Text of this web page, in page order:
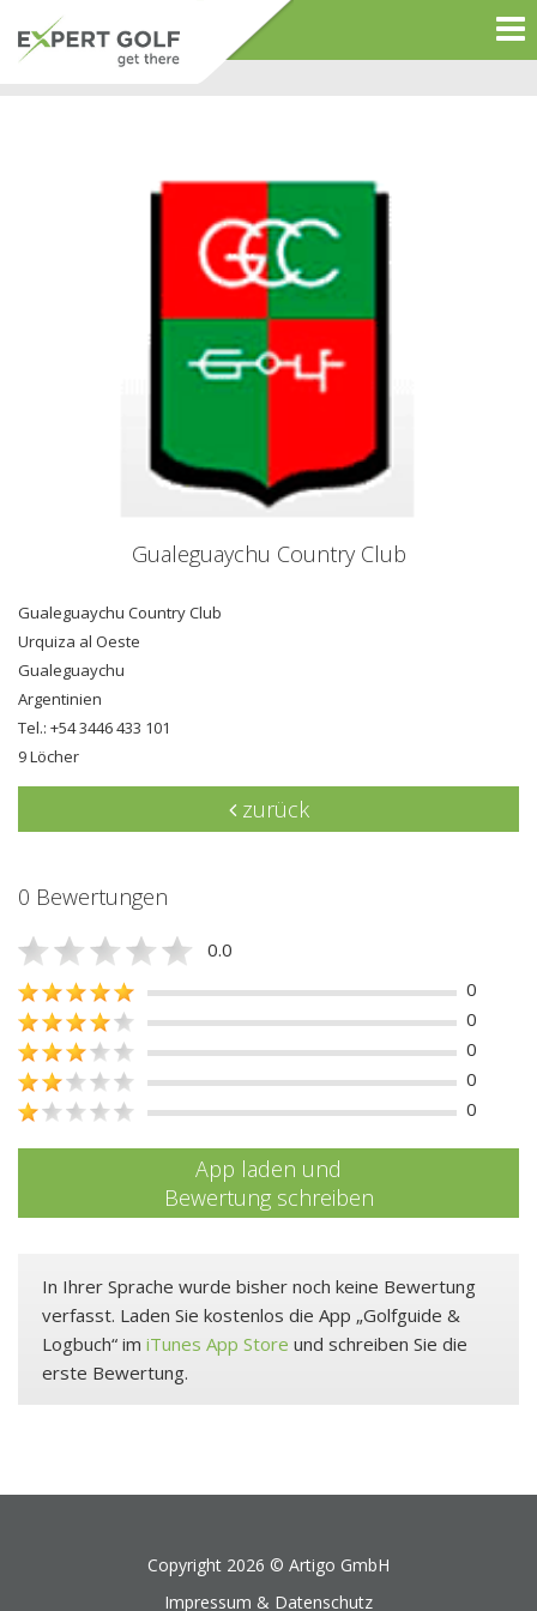
Gualeguaychu Country Club
Gualeguaychu Country Club
Urquiza al Oeste
Gualeguaychu
Argentinien
Tel.: +54 3446 433 101
9 Löcher
zurück
0 Bewertungen
0.0
0
0
0
0
0
App laden und
Bewertung schreiben
In Ihrer Sprache wurde bisher noch keine Bewertung
verfasst. Laden Sie kostenlos die App „Golfguide &
Logbuch“ im iTunes App Store und schreiben Sie die
erste Bewertung.
Copyright 2026 © Artigo GmbH
Impressum & Datenschutz